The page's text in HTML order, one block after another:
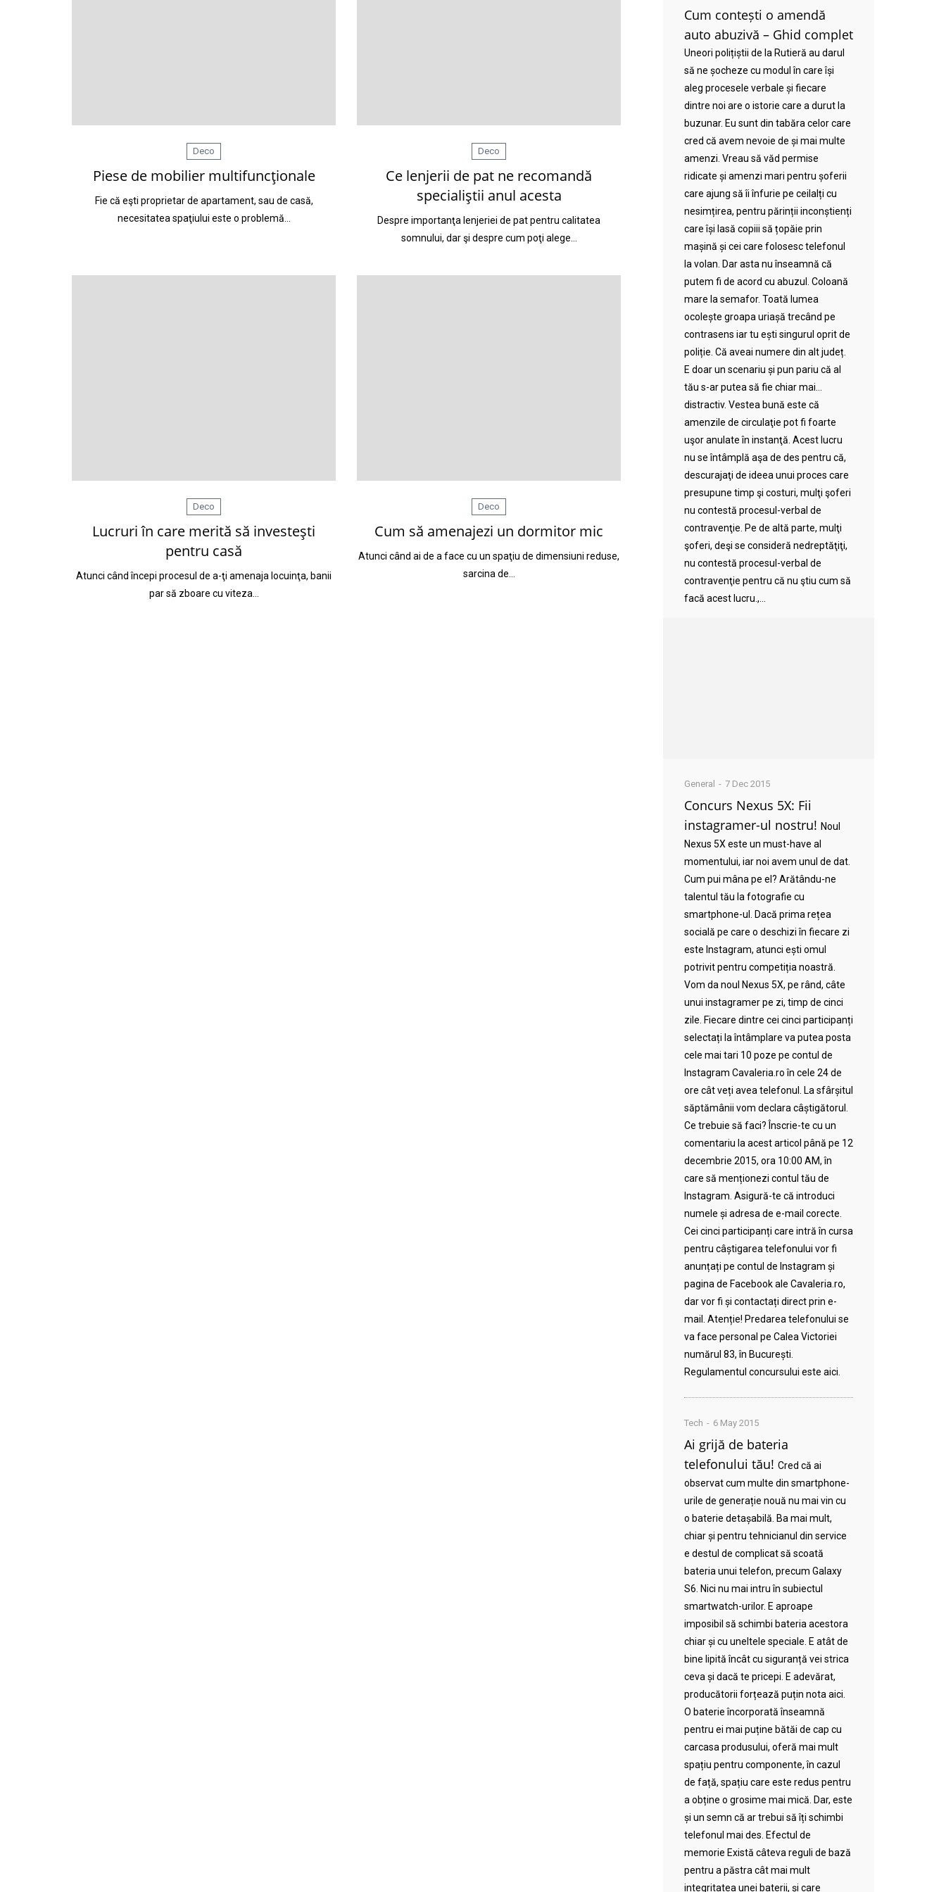
Deco
Piese de mobilier multifuncţionale
Fie că eşti proprietar de apartament, sau de casă,
necesitatea spaţiului este o problemă…
Deco
Ce lenjerii de pat ne recomandă
specialiştii anul acesta
Despre importanţa lenjeriei de pat pentru calitatea
somnului, dar şi despre cum poţi alege…
Deco
Lucruri în care merită să investeşti
pentru casă
Atunci când începi procesul de a-ţi amenaja locuinţa, banii
par să zboare cu viteza…
Deco
Cum să amenajezi un dormitor mic
Atunci când ai de a face cu un spaţiu de dimensiuni reduse,
sarcina de…
Cum contești o amendă
auto abuzivă – Ghid complet
Uneori polițiștii de la Rutieră au darul
să ne șocheze cu modul în care își
aleg procesele verbale și fiecare
dintre noi are o istorie care a durut la
buzunar. Eu sunt din tabăra celor care
cred că avem nevoie de și mai multe
amenzi. Vreau să văd permise
ridicate și amenzi mari pentru șoferii
care ajung să îi înfurie pe ceilalți cu
nesimțirea, pentru părinții inconștienți
care își lasă copiii să țopăie prin
mașină și cei care folosesc telefonul
la volan. Dar asta nu înseamnă că
putem fi de acord cu abuzul. Coloană
mare la semafor. Toată lumea
ocolește groapa uriașă trecând pe
contrasens iar tu ești singurul oprit de
poliție. Că aveai numere din alt județ.
E doar un scenariu și pun pariu că al
tău s-ar putea să fie chiar mai…
distractiv. Vestea bună este că
amenzile de circulaţie pot fi foarte
uşor anulate în instanţă. Acest lucru
nu se întâmplă aşa de des pentru că,
descurajaţi de ideea unui proces care
presupune timp şi costuri, mulţi şoferi
nu contestă procesul-verbal de
contravenţie. Pe de altă parte, mulţi
şoferi, deşi se consideră nedreptăţiţi,
nu contestă procesul-verbal de
contravenţie pentru că nu ştiu cum să
facă acest lucru.,...
General 7 Dec 2015
Concurs Nexus 5X: Fii
instagramer-ul nostru! Noul
Nexus 5X este un must-have al
momentului, iar noi avem unul de dat.
Cum pui mâna pe el? Arătându-ne
talentul tău la fotografie cu
smartphone-ul. Dacă prima rețea
socială pe care o deschizi în fiecare zi
este Instagram, atunci ești omul
potrivit pentru competiția noastră.
Vom da noul Nexus 5X, pe rând, câte
unui instagramer pe zi, timp de cinci
zile. Fiecare dintre cei cinci participanți
selectați la întâmplare va putea posta
cele mai tari 10 poze pe contul de
Instagram Cavaleria.ro în cele 24 de
ore cât veți avea telefonul. La sfârșitul
săptămânii vom declara câștigătorul.
Ce trebuie să faci? Înscrie-te cu un
comentariu la acest articol până pe 12
decembrie 2015, ora 10:00 AM, în
care să menționezi contul tău de
Instagram. Asigură-te că introduci
numele și adresa de e-mail corecte.
Cei cinci participanți care intră în cursa
pentru câștigarea telefonului vor fi
anunțați pe contul de Instagram și
pagina de Facebook ale Cavaleria.ro,
dar vor fi și contactați direct prin e-
mail. Atenție! Predarea telefonului se
va face personal pe Calea Victoriei
numărul 83, în București.
Regulamentul concursului este aici.
Tech 6 May 2015
Ai grijă de bateria
telefonului tău! Cred că ai
observat cum multe din smartphone-
urile de generație nouă nu mai vin cu
o baterie detașabilă. Ba mai mult,
chiar și pentru tehnicianul din service
e destul de complicat să scoată
bateria unui telefon, precum Galaxy
S6. Nici nu mai intru în subiectul
smartwatch-urilor. E aproape
imposibil să schimbi bateria acestora
chiar și cu uneltele speciale. E atât de
bine lipită încât cu siguranță vei strica
ceva și dacă te pricepi. E adevărat,
producătorii forțează puțin nota aici.
O baterie încorporată înseamnă
pentru ei mai puține bătăi de cap cu
carcasa produsului, oferă mai mult
spațiu pentru componente, în cazul
de față, spațiu care este redus pentru
a obține o grosime mai mică. Dar, este
și un semn că ar trebui să îți schimbi
telefonul mai des. Efectul de
memorie Există câteva reguli de bază
pentru a păstra cât mai mult
integritatea unei baterii, și care